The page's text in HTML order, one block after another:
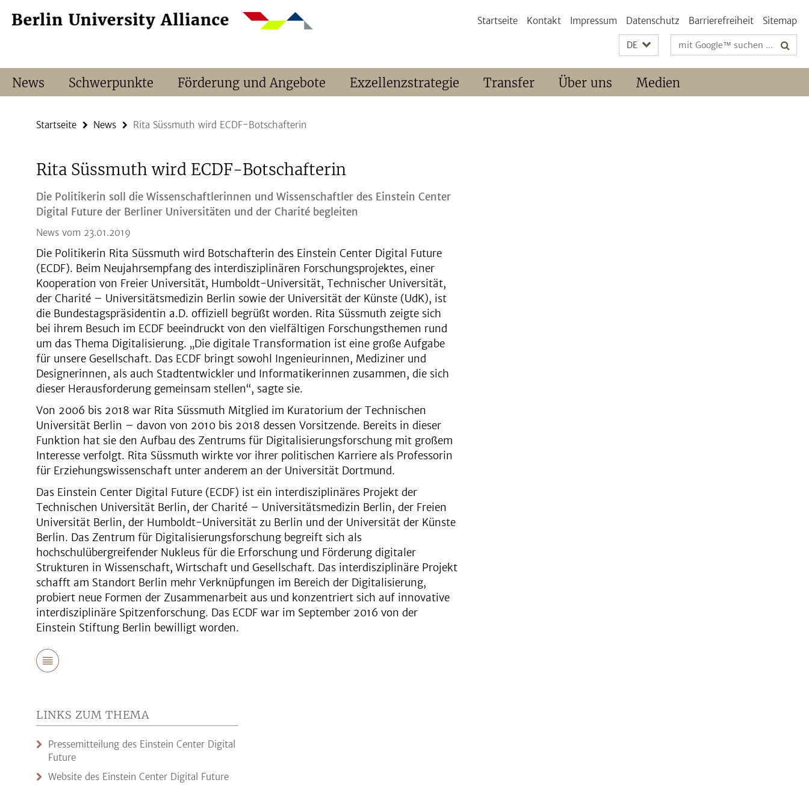
direkt
Service-
Startseite Kontakt Impressum Datenschutz Barrierefreiheit Sitemap
DE Suchbegriffe
News Schwerpunkte Förderung und Angebote Exzellenzstrategie Transfer Über uns Medien
Startseite News Rita Süssmuth wird ECDF-Botschafterin
Rita Süssmuth wird ECDF-Botschafterin
Die Politikerin soll die Wissenschaftlerinnen und Wissenschaftler des Einstein Center
Digital Future der Berliner Universitäten und der Charité begleiten
News vom 23.01.2019
Die Politikerin Rita Süssmuth wird Botschafterin des Einstein Center Digital Future
(ECDF). Beim Neujahrsempfang des interdisziplinären Forschungsprojektes, einer
Kooperation von Freier Universität, Humboldt-Universität, Technischer Universität,
der Charité – Universitätsmedizin Berlin sowie der Universität der Künste (UdK), ist
die Bundestagspräsidentin a.D. offiziell begrüßt worden. Rita Süssmuth zeigte sich
bei ihrem Besuch im ECDF beeindruckt von den vielfältigen Forschungsthemen rund
um das Thema Digitalisierung. „Die digitale Transformation ist eine große Aufgabe
für unsere Gesellschaft. Das ECDF bringt sowohl Ingenieurinnen, Mediziner und
Designerinnen, als auch Stadtentwickler und Informatikerinnen zusammen, die sich
dieser Herausforderung gemeinsam stellen“, sagte sie.
Von 2006 bis 2018 war Rita Süssmuth Mitglied im Kuratorium der Technischen
Universität Berlin – davon von 2010 bis 2018 dessen Vorsitzende. Bereits in dieser
Funktion hat sie den Aufbau des Zentrums für Digitalisierungsforschung mit großem
Interesse verfolgt. Rita Süssmuth wirkte vor ihrer politischen Karriere als Professorin
für Erziehungswissenschaft unter anderem an der Universität Dortmund.
Das Einstein Center Digital Future (ECDF) ist ein interdisziplinäres Projekt der
Technischen Universität Berlin, der Charité – Universitätsmedizin Berlin, der Freien
Universität Berlin, der Humboldt-Universität zu Berlin und der Universität der Künste
Berlin. Das Zentrum für Digitalisierungsforschung begreift sich als
hochschulübergreifender Nukleus für die Erforschung und Förderung digitaler
Strukturen in Wissenschaft, Wirtschaft und Gesellschaft. Das interdisziplinäre Projekt
schafft am Standort Berlin mehr Verknüpfungen im Bereich der Digitalisierung,
probiert neue Formen der Zusammenarbeit aus und konzentriert sich auf innovative
interdisziplinäre Spitzenforschung. Das ECDF war im September 2016 von der
Einstein Stiftung Berlin bewilligt worden.
LINKS ZUM THEMA
Pressemitteilung des Einstein Center Digital
Future
Website des Einstein Center Digital Future